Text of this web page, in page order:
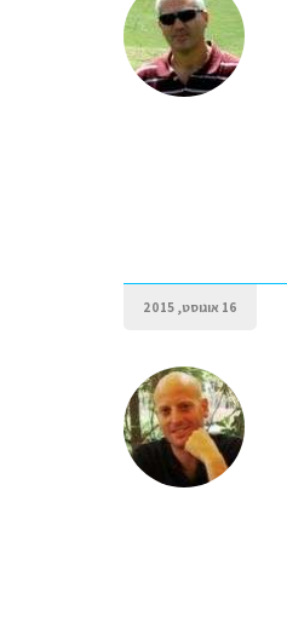
16 אוגוסט, 2015